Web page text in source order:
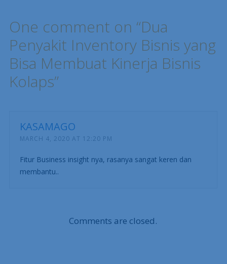
One comment on “Dua
Penyakit Inventory Bisnis yang
Bisa Membuat Kinerja Bisnis
Kolaps”
KASAMAGO
MARCH 4, 2020 AT 12:20 PM
Fitur Business insight nya, rasanya sangat keren dan
membantu..
Comments are closed.